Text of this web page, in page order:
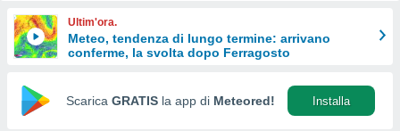
Web
Ultim'ora.
Meteo, tendenza di lungo termine: arrivano
conferme, la svolta dopo Ferragosto
Scarica GRATIS la app di Meteored! Installa